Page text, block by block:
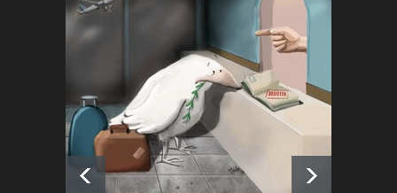
رویداد کارگاهی کارتون و پوستر
«ایران سربلند» به ا…
اخبار 6 ماه قبل
فراخوان رویداد کارگاهی کارتون و
پوستر "ایران سربل…
اخبار 6 ماه قبل